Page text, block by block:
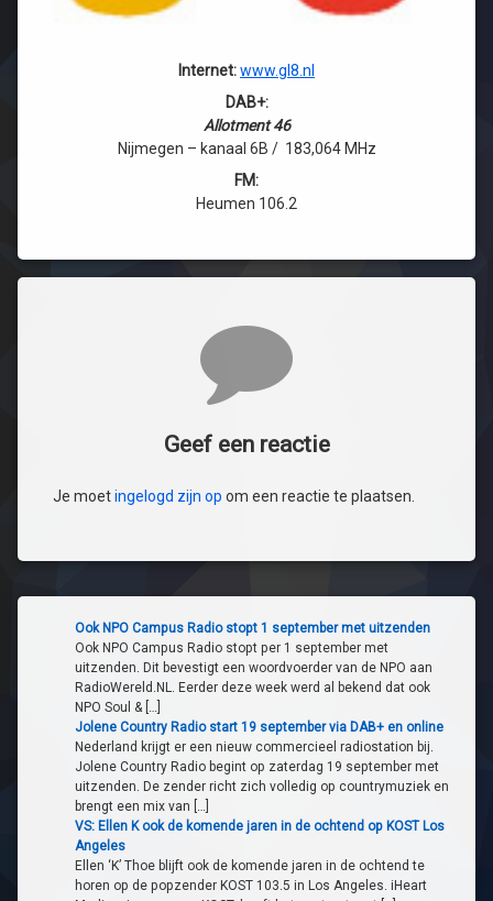
Internet:www.gl8.nl
DAB+:
Allotment 46
Nijmegen – kanaal 6B / 183,064 MHz
FM:
Heumen 106.2
Geef een reactie
Je moetingelogd zijn op om een reactie te plaatsen.
Ook NPO Campus Radio stopt 1 september met uitzenden
Ook NPO Campus Radio stopt per 1 september met
uitzenden. Dit bevestigt een woordvoerder van de NPO aan
RadioWereld.NL. Eerder deze week werd al bekend dat ook
NPO Soul & […]
Jolene Country Radio start 19 september via DAB+ en online
Nederland krijgt er een nieuw commercieel radiostation bij.
Jolene Country Radio begint op zaterdag 19 september met
uitzenden. De zender richt zich volledig op countrymuziek en
brengt een mix van […]
VS: Ellen K ook de komende jaren in de ochtend op KOST Los
Angeles
Ellen ‘K’ Thoe blijft ook de komende jaren in de ochtend te
horen op de popzender KOST 103.5 in Los Angeles. iHeart